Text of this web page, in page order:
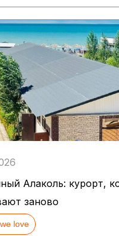
Алаколь: курорт,
заново
love